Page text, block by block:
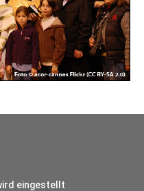
eingestellt